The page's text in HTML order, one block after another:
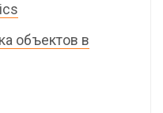
объектов в